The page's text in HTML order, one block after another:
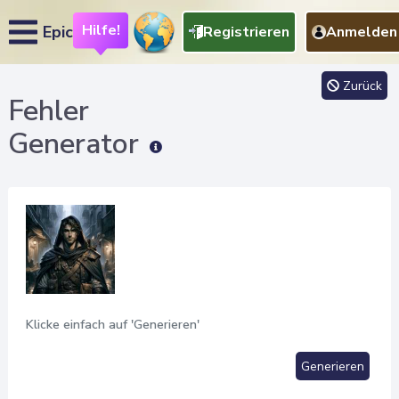
Epic Hilfe! Registrieren Anmelden
Fehler
Generator
Zurück
Klicke einfach auf 'Generieren'
Generieren